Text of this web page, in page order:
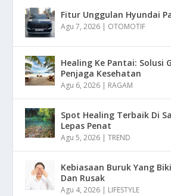
Fitur Unggulan Hyundai
Agu 7, 2026 | OTOMOTIF
Healing Ke Pantai: Solusi
Penjaga Kesehatan
Agu 6, 2026 | RAGAM
Spot Healing Terbaik Di
Lepas Penat
Agu 5, 2026 |TREND
Kebiasaan Buruk Yang
Dan Rusak
Agu 4, 2026 | LIFESTYLE